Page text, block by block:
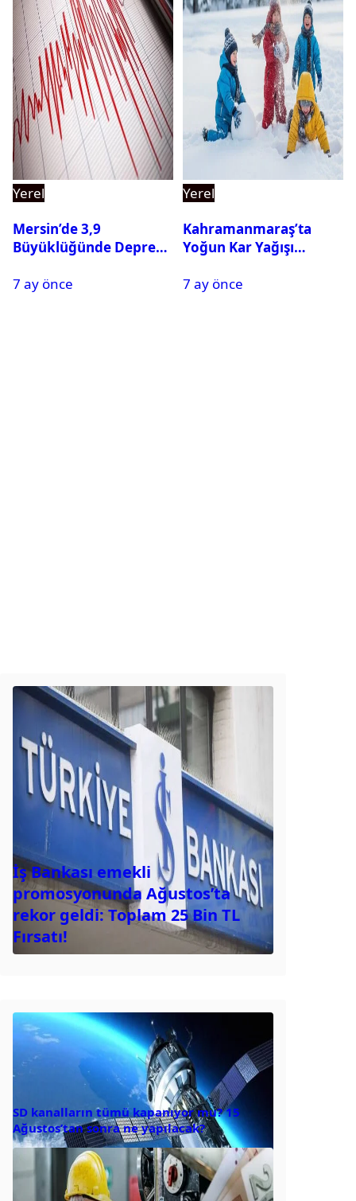
Yerel
Mersin’de 3,9
Büyüklüğünde Deprem
7 ay önce
Yerel
Kahramanmaraş’ta
Yoğun Kar Yağışı
Tatil
7 ay önce
İş Bankası emekli
promosyonunda Ağustos’ta
rekor geldi: Toplam 25 Bin TL
Fırsatı!
SD kanalların tümü kapanıyor mu? 15
Ağustos’tan sonra ne yapılacak?